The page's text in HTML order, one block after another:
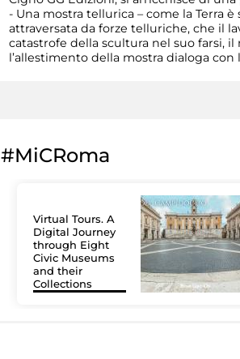
- Una mostra tellurica – come la Terra
attraversata da forze telluriche, che il
catastrofe della scultura nel suo farsi,
l’allestimento della mostra dialoga
#MiCRoma
Virtual Tours. A
Digital Journey
through Eight
Civic Museums
and their
Collections